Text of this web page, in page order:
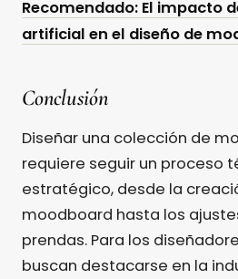
Recomendado: El impacto
artificial en el diseño de
Conclusión
Diseñar una colección de
requiere seguir un proceso
estratégico, desde la
moodboard hasta los
prendas. Para los
buscan destacarse en la